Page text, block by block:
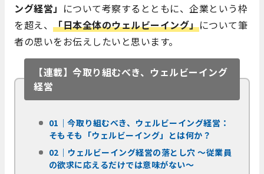
ング経営」 について考察するとともに、企業という枠
を超え、 「日本全体のウェルビーイング」について筆
者の思いをお伝えしたいと思います。
【連載】今取り組むべき、ウェルビーイング
経営
01｜今取り組むべき、ウェルビーイング経営：
そもそも「ウェルビーイング」とは何か？
02｜ウェルビーイング経営の落とし穴 ～従業員
の欲求に応えるだけでは意味がない～